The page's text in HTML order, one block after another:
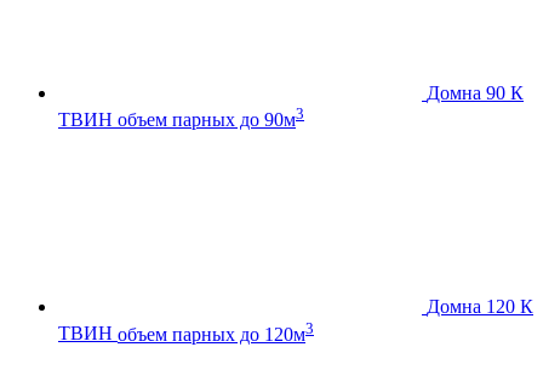
Домна 90 К
ТВИН объем парных до 90м3
Домна 120 К
ТВИН объем парных до 120м3